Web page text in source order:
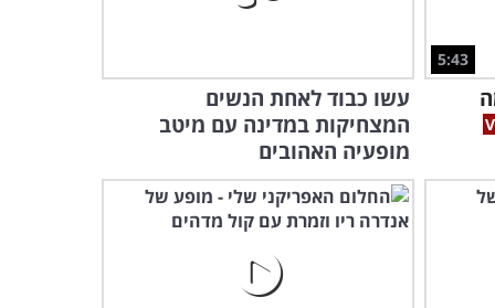
אתם מוזמנים ליהנות ממופע
מוזיקה משובח של פסנתרן
צרפתי אהוב
הפסנתרנית הישראלית הזו
רוצה להקדיש לכם שיר אהוב
2 נגני הכינור האלו רוצים
5:43
עשו כבוד לאחת הנשים
המצחיקות במדינה עם מיטב
מופעיה האהובים